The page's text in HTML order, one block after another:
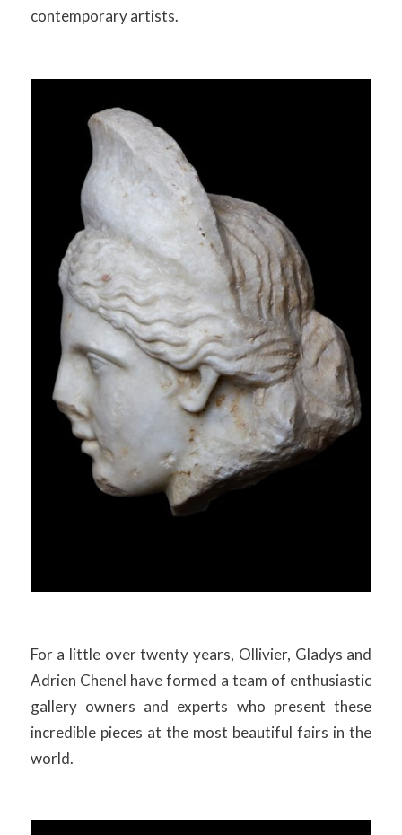
contemporary artists.
For a little over twenty years, Ollivier, Gladys and
Adrien Chenel have formed a team of enthusiastic
gallery owners and experts who present these
incredible pieces at the most beautiful fairs in the
world.